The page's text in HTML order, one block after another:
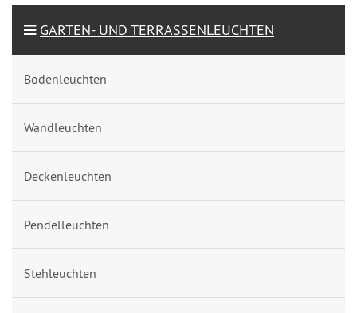
GARTEN- UND TERRASSENLEUCHTEN
Bodenleuchten
Wandleuchten
Deckenleuchten
Pendelleuchten
Stehleuchten